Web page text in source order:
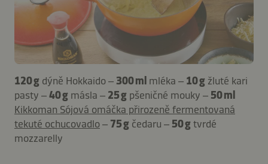
120 g dýně Hokkaido – 300 ml mléka – 10 g žluté kari
pasty –40 g másla – 25 g pšeničné mouky – 50 ml
Kikkoman Sójová omáčka přirozeně fermentovaná
tekuté ochucovadlo– 75 g čedaru – 50 gtvrdé
mozzarelly